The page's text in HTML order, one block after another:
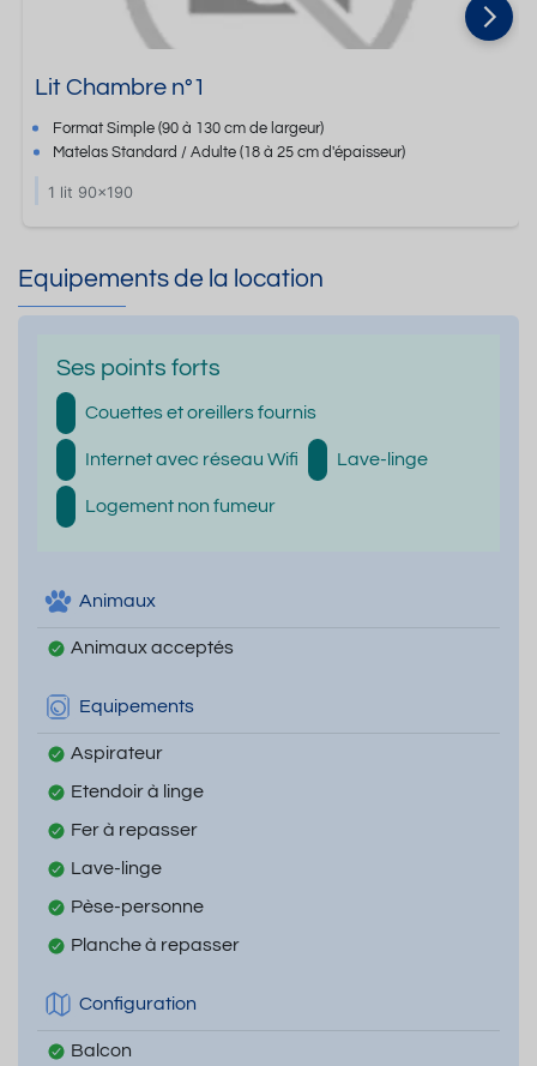
Lit Chambre n°1
FormatSimple (90 à 130 cm de largeur)
Matelas Standard / Adulte(18 à 25 cm d'épaisseur)
1 lit 90x190
Equipements de la location
Ses points forts
Couettes et oreillers fournis
Internet avec réseau Wifi Lave-linge
Logement non fumeur
Animaux
Animaux acceptés
Equipements
Aspirateur
Etendoir à linge
Fer à repasser
Lave-linge
Pèse-personne
Planche à repasser
Configuration
Balcon